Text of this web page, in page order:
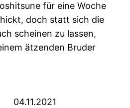
für eine Woche
doch statt sich die
scheinen zu lassen,
ätzenden Bruder
04.11.2021